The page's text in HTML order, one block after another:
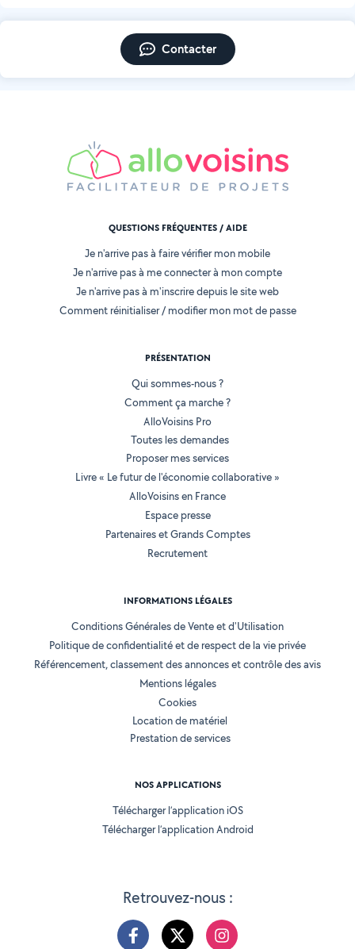
Contacter
Retrouvez-nous :
QUESTIONS FRÉQUENTES / AIDE
Je n'arrive pas à faire vérifier mon mobile
Je n'arrive pas à me connecter à mon compte
Je n'arrive pas à m'inscrire depuis le site web
Comment réinitialiser / modifier mon mot de passe
PRÉSENTATION
Qui sommes-nous ?
Comment ça marche ?
AlloVoisins Pro
Toutes les demandes
Proposer mes services
Livre « Le futur de l'économie collaborative »
AlloVoisins en France
Espace presse
Partenaires et Grands Comptes
Recrutement
INFORMATIONS LÉGALES
Conditions Générales de Vente et d'Utilisation
Politique de confidentialité et de respect de la vie privée
Référencement, classement des annonces et contrôle des avis
Mentions légales
Cookies
Location de matériel
Prestation de services
NOS APPLICATIONS
Télécharger l’application iOS
Télécharger l’application Android